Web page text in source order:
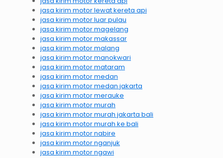
jasa kirim motor lewat kereta api
jasa kirim motor luar pulau
jasa kirim motor magelang
jasa kirim motor makassar
jasa kirim motor malang
jasa kirim motor manokwari
jasa kirim motor mataram
jasa kirim motor medan
jasa kirim motor medan jakarta
jasa kirim motor merauke
jasa kirim motor murah
jasa kirim motor murah jakarta bali
jasa kirim motor murah ke bali
jasa kirim motor nabire
jasa kirim motor nganjuk
jasa kirim motor ngawi